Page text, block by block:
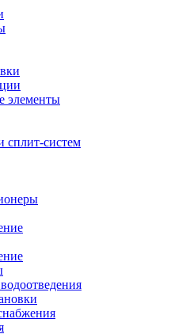
элементы
сплит-систем